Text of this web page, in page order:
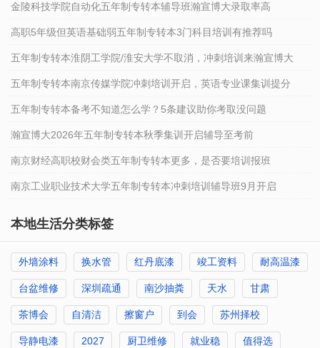
金陵科技学院自动化五年制专转本辅导班瀚宣博大录取率高
高职5年级但英语基础弱五年制专转本3门科目培训有推荐吗
五年制专转本淮阴工学院/淮安大学不取消，冲刺培训来瀚宣博大
五年制专转本南京传媒学院冲刺培训开启，英语专业课集训提分
五年制专转本备考不知道怎么学？5条建议助你考取没问题
瀚宣博大2026年五年制专转本秋季集训开启辅导至考前
南京财经高职校财会类五年制专转本更多，是否要培训报班
南京工业职业技术大学五年制专转本冲刺培训辅导班9月开启
本地生活分类标签
外墙涂料 换水管 红丹底漆 竣工资料 耐高温漆
台盆维修 深圳疏通 南沙抽粪 天水 甘肃
茶博会 自清洁 擦窗户 到会 苏州择校
导静电漆 2027 厨卫维修 就业稳 值得选